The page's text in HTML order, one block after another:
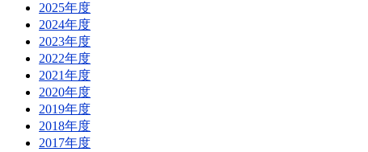
2025年度
2024年度
2023年度
2022年度
2021年度
2020年度
2019年度
2018年度
2017年度